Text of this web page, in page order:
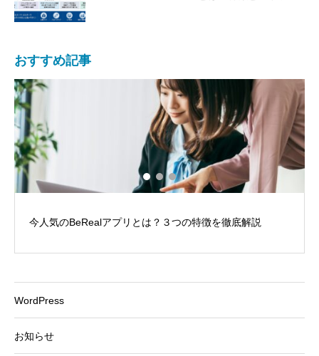
おすすめ記事
今人気のBeRealアプリとは？３つの特徴を徹底解説
WordPress
お知らせ